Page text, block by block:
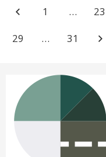
1 … 23
29 … 31